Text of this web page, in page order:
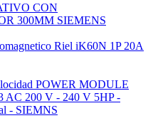
CON
300MM SIEMENS
Riel iK60N 1P 20A
POWER MODULE
AC 200 V - 240 V 5HP -
- SIEMNS